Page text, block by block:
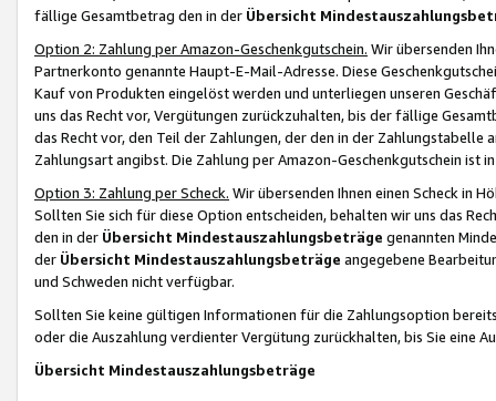
fällige Gesamtbetrag den in der Übersicht
Option 2: Zahlung per Amazon-Geschenkgutschein. Wir übersenden
Partnerkonto genannte Haupt-E-Mail-Adresse. Diese
Kauf von Produkten eingelöst werden und unterliegen unseren
uns das Recht vor, Vergütungen zurückzuhalten, bis der fällige
das Recht vor, den Teil der Zahlungen, der den in der
Zahlungsart angibst. Die Zahlung per Amazon-Geschenkgutschein ist
Option 3: Zahlung per Scheck. Wir übersenden Ihnen einen Scheck in
Sollten Sie sich für diese Option entscheiden, behalten wir uns das
den in der Übersicht Mindestauszahlungsbeträge genannten
der Übersicht Mindestauszahlungsbeträge angegebene
und Schweden nicht verfügbar.
Sollten Sie keine gültigen Informationen für die Zahlungsoption
oder die Auszahlung verdienter Vergütung zurückhalten, bis Sie
Übersicht Mindestauszahlungsbeträge